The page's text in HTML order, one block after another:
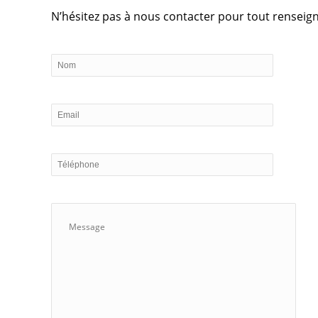
N’hésitez pas à nous contacter pour tout